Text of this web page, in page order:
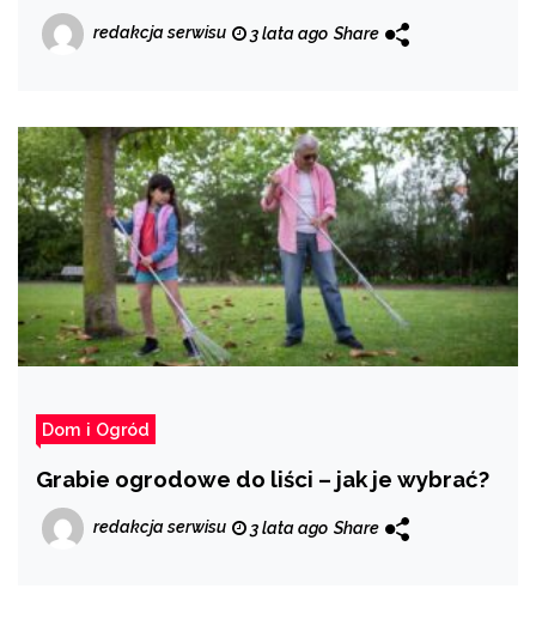
redakcja serwisu 3 lata ago Share
Dom i Ogród
​​Grabie ogrodowe do liści – jak je wybrać?
redakcja serwisu 3 lata ago Share